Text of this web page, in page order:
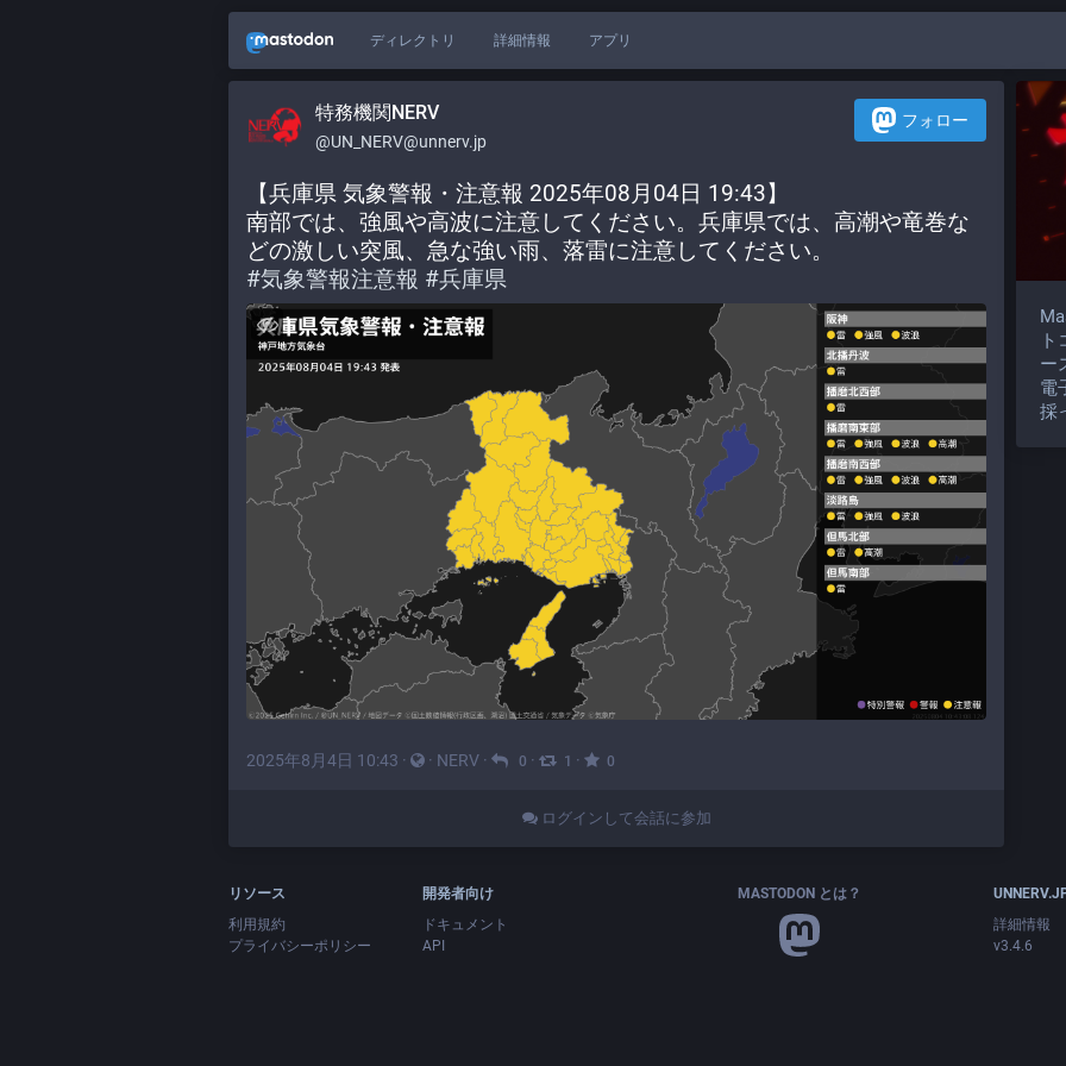
ディレクトリ 詳細情報 アプリ
特務機関NERV
@UN_NERV@unnerv.jp
フォロー
【兵庫県 気象警報・注意報 2025年08月04日 19:43】
南部では、強風や高波に注意してください。兵庫県では、高潮や竜巻な
どの激しい突風、急な強い雨、落雷に注意してください。
#気象警報注意報 #兵庫県
2025年8月4日 10:43 · · NERV · 0 · 1 · 0
ログインして会話に参加
ー
電
採
リソース
利用規約
プライバシーポリシー
開発者向け
ドキュメント
API
MASTODON とは？
詳細情報
v3.4.6